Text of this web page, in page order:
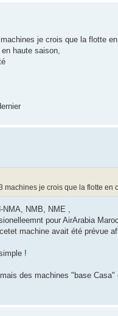
je crois que la flotte
haute saison,
je crois que la flotte en
NMA, NMB, NME ,
pour AirArabia
machine avait été prévue
!
des machines "base